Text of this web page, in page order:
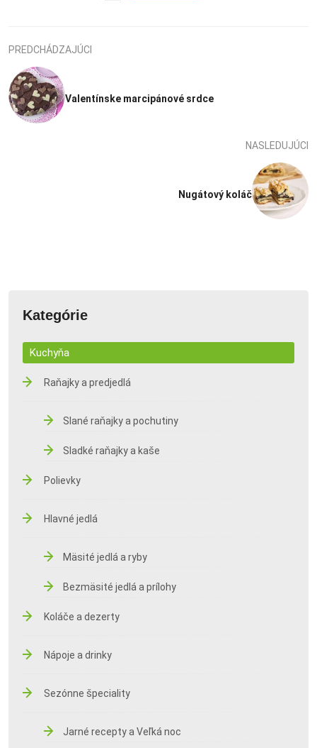
PREDCHÁDZAJÚCI
Valentínske marcipánové srdce
NASLEDUJÚCI
Nugátový koláč
Kategórie
Kuchyňa
Raňajky a predjedlá
Slané raňajky a pochutiny
Sladké raňajky a kaše
Polievky
Hlavné jedlá
Mäsité jedlá a ryby
Bezmäsité jedlá a prílohy
Koláče a dezerty
Nápoje a drinky
Sezónne špeciality
Jarné recepty a Veľká noc